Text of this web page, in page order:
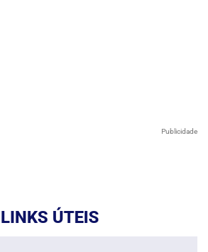
Publicidade
LINKS ÚTEIS